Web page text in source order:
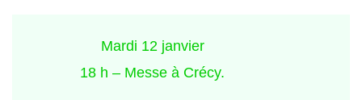
Mardi 12 janvier
18 h – Messe à Crécy.